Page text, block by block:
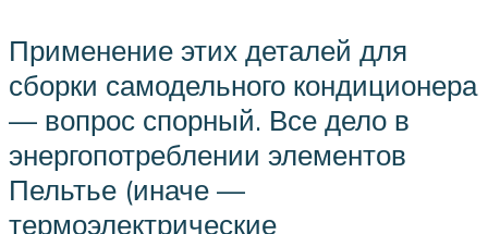
Применение этих деталей для
сборки самодельного кондиционера
— вопрос спорный. Все дело в
энергопотреблении элементов
Пельтье (иначе —
термоэлектрические